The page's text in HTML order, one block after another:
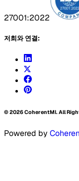
27001:2022
저희와 연결:
©2026CoherentMI. All
Powered by